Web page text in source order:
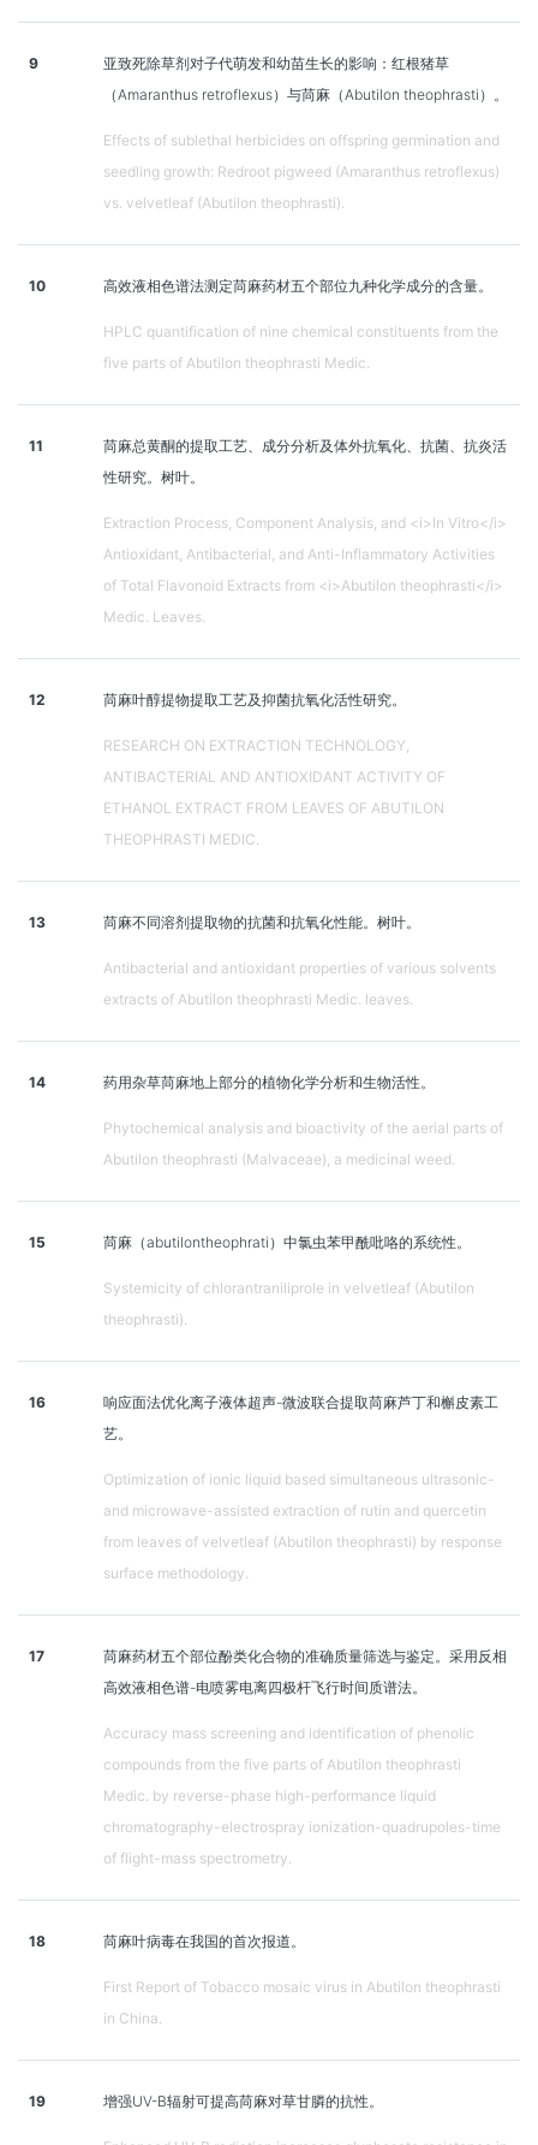
9
亚致死除草剂对子代萌发和幼苗生长的影响：红根猪草
（Amaranthus retroflexus）与苘麻（Abutilon theophrasti）。
Effects of sublethal herbicides on offspring germination and
seedling growth: Redroot pigweed (Amaranthus retroflexus)
vs. velvetleaf (Abutilon theophrasti).
10 高效液相色谱法测定苘麻药材五个部位九种化学成分的含量。
HPLC quantification of nine chemical constituents from the
five parts of Abutilon theophrasti Medic.
11
苘麻总黄酮的提取工艺、成分分析及体外抗氧化、抗菌、抗炎活
性研究。树叶。
Extraction Process, Component Analysis, and <i>In Vitro</i>
Antioxidant, Antibacterial, and Anti-Inflammatory Activities
of Total Flavonoid Extracts from <i>Abutilon theophrasti</i>
Medic. Leaves.
12 苘麻叶醇提物提取工艺及抑菌抗氧化活性研究。
RESEARCH ON EXTRACTION TECHNOLOGY,
ANTIBACTERIAL AND ANTIOXIDANT ACTIVITY OF
ETHANOL EXTRACT FROM LEAVES OF ABUTILON
THEOPHRASTI MEDIC.
13 苘麻不同溶剂提取物的抗菌和抗氧化性能。树叶。
Antibacterial and antioxidant properties of various solvents
extracts of Abutilon theophrasti Medic. leaves.
14 药用杂草苘麻地上部分的植物化学分析和生物活性。
Phytochemical analysis and bioactivity of the aerial parts of
Abutilon theophrasti (Malvaceae), a medicinal weed.
15 苘麻（abutilontheophrati）中氯虫苯甲酰吡咯的系统性。
Systemicity of chlorantraniliprole in velvetleaf (Abutilon
theophrasti).
16
响应面法优化离子液体超声-微波联合提取苘麻芦丁和槲皮素工
艺。
Optimization of ionic liquid based simultaneous ultrasonic-
and microwave-assisted extraction of rutin and quercetin
from leaves of velvetleaf (Abutilon theophrasti) by response
surface methodology.
17
苘麻药材五个部位酚类化合物的准确质量筛选与鉴定。采用反相
高效液相色谱-电喷雾电离四极杆飞行时间质谱法。
Accuracy mass screening and identification of phenolic
compounds from the five parts of Abutilon theophrasti
Medic. by reverse-phase high-performance liquid
chromatography-electrospray ionization-quadrupoles-time
of flight-mass spectrometry.
18 苘麻叶病毒在我国的首次报道。
First Report of Tobacco mosaic virus in Abutilon theophrasti
in China.
19 增强UV-B辐射可提高苘麻对草甘膦的抗性。